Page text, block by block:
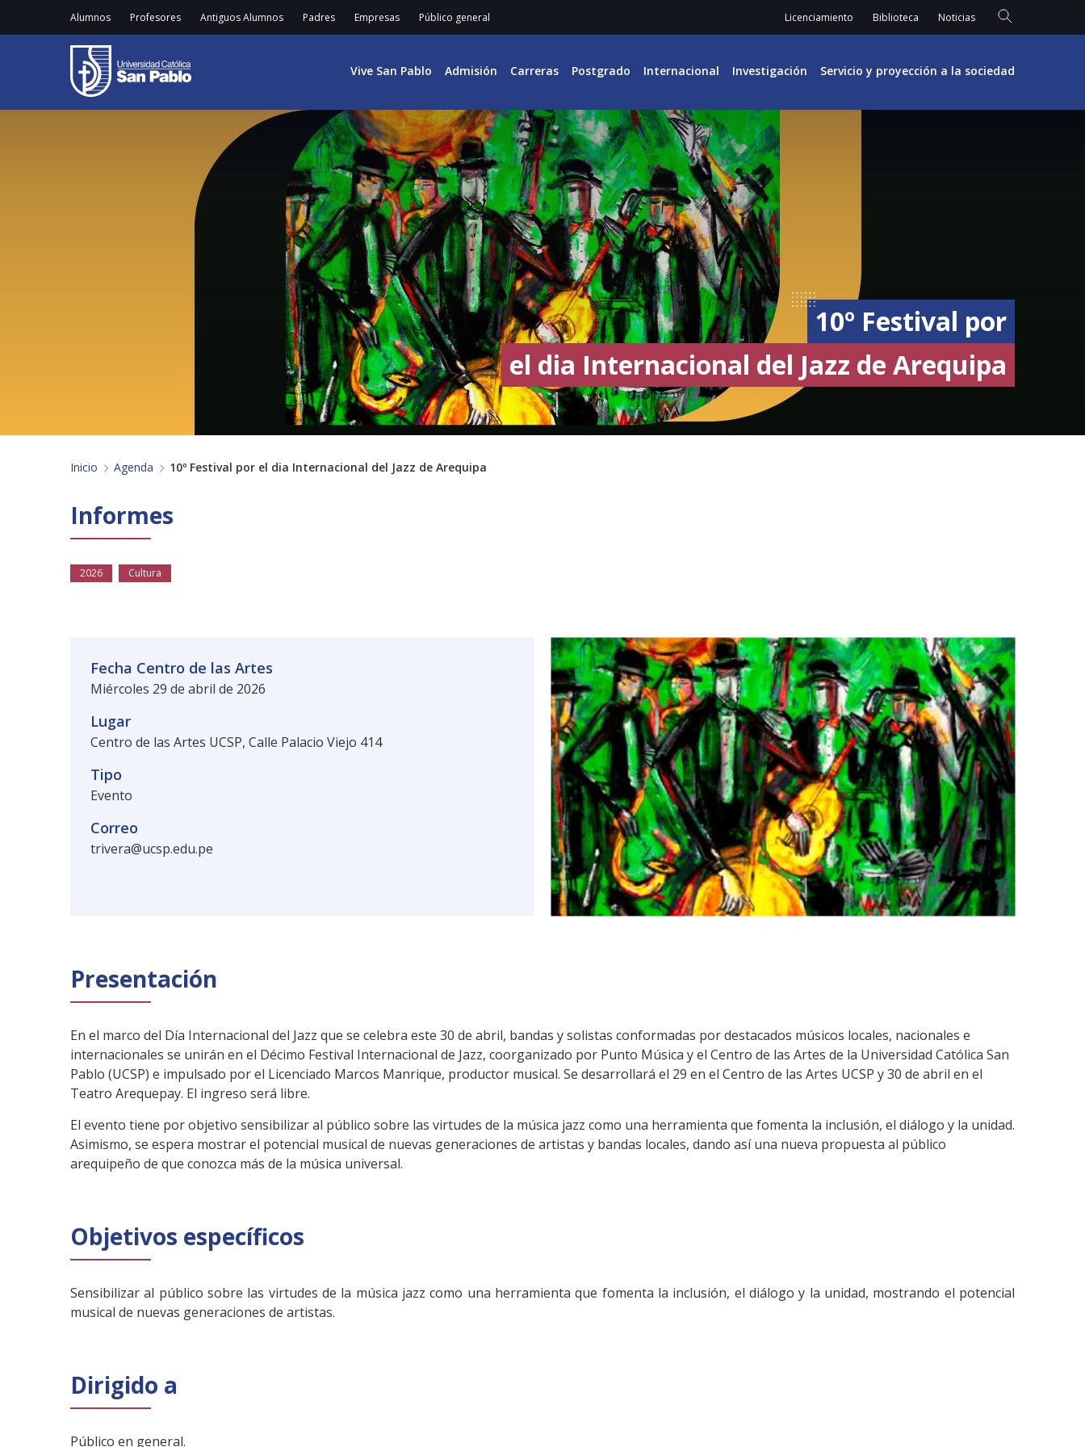
Alumnos Profesores Antiguos Alumnos Padres Empresas Público general Licenciamiento Biblioteca Noticias
Vive San Pablo Admisión Carreras Postgrado Internacional Investigación Servicio y proyección a la sociedad
10º Festival por
el dia Internacional del Jazz de Arequipa
Inicio Agenda 10º Festival por el dia Internacional del Jazz de Arequipa
Informes
2026 Cultura
Fecha Centro de las Artes
Miércoles 29 de abril de 2026
Lugar
Centro de las Artes UCSP, Calle Palacio Viejo 414
Tipo
Evento
Correo
trivera@ucsp.edu.pe
Presentación
En el marco del Día Internacional del Jazz que se celebra este 30 de abril, bandas y solistas conformadas por destacados músicos locales, nacionales e
internacionales se unirán en el Décimo Festival Internacional de Jazz, coorganizado por Punto Música y el Centro de las Artes de la Universidad Católica San
Pablo (UCSP) e impulsado por el Licenciado Marcos Manrique, productor musical. Se desarrollará el 29 en el Centro de las Artes UCSP y 30 de abril en el
Teatro Arequepay. El ingreso será libre.
El evento tiene por objetivo sensibilizar al público sobre las virtudes de la música jazz como una herramienta que fomenta la inclusión, el diálogo y la unidad.
Asimismo, se espera mostrar el potencial musical de nuevas generaciones de artistas y bandas locales, dando así una nueva propuesta al público
arequipeño de que conozca más de la música universal.
Objetivos específicos
Sensibilizar al público sobre las virtudes de la música jazz como una herramienta que fomenta la inclusión, el diálogo y la unidad, mostrando el potencial
musical de nuevas generaciones de artistas.
Dirigido a
Público en general.